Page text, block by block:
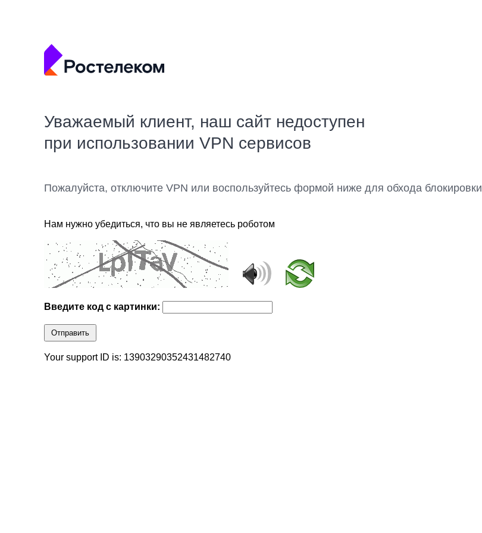
Уважаемый клиент, наш сайт недоступен
при использовании VPN сервисов
Пожалуйста, отключите VPN или воспользуйтесь формой ниже для обхода блокировки
Нам нужно убедиться, что вы не являетесь роботом
Введите код с картинки:
Отправить
Your support ID is: 13903290352431482740